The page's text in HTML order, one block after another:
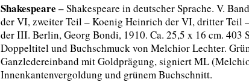
Shakespeare –Shakespeare in deutscher Sprache. V.
der VI, zweiter Teil – Koenig Heinrich der VI, dritter Teil
der III. Berlin, Georg Bondi, 1910. Ca. 25,5 x 16 cm. 403
Doppeltitel und Buchschmuck von Melchior Lechter.
Ganzledereinband mit Goldprägung, signiert ML
Innenkantenvergoldung und grünem Buchschnitt.